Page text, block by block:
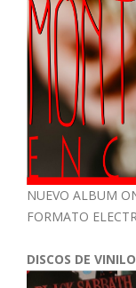
NUEVO ALBUM
FORMATO
DISCOS DE